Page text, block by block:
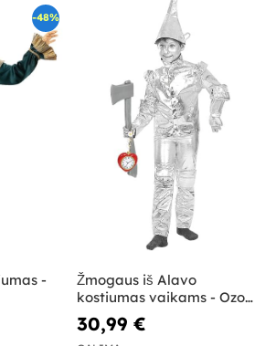
-48%
-
Žmogaus iš Alavo
kostiumas vaikams - Ozo
burtininkas
30,99 €